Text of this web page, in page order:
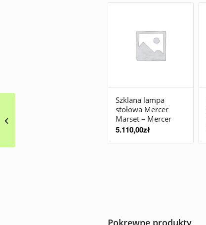
Szklana lampa
stołowa Mercer
Marset – Mercer
5.110,00zł
Pokrewne produkty